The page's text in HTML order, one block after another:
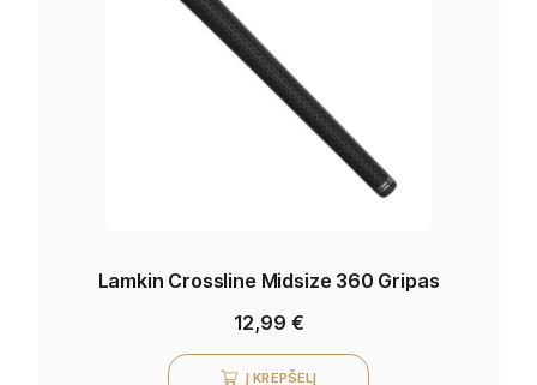
Lamkin Crossline Midsize 360 Gripas
12,99 €
Į KREPŠELĮ